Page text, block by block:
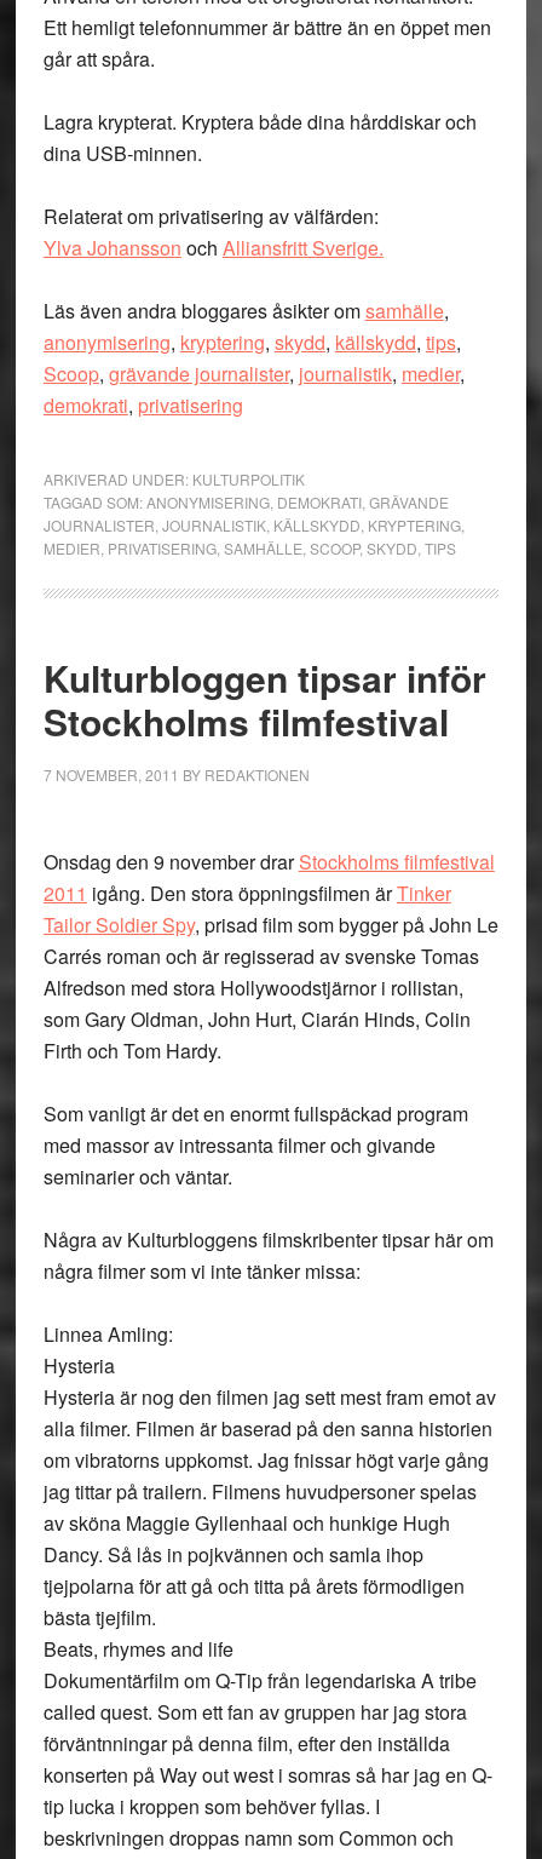
Ett hemligt telefonnummer är bättre än en öppet men
går att spåra.
Lagra krypterat. Kryptera både dina hårddiskar och
dina USB-minnen.
Relaterat om privatisering av välfärden:
Ylva Johansson och Alliansfritt Sverige.
Läs även andra bloggares åsikter omsamhälle,
anonymisering, kryptering, skydd, källskydd, tips,
Scoop, grävande journalister, journalistik, medier,
demokrati, privatisering
ARKIVERAD UNDER: KULTURPOLITIK
TAGGAD SOM:ANONYMISERING, DEMOKRATI, GRÄVANDE
JOURNALISTER JOURNALISTIK, KÄLLSKYDD KRYPTERING,
MEDIER PRIVATISERING, SAMHÄLLE SCOOP, SKYDD TIPS
Kulturbloggen tipsar inför
Stockholms filmfestival
7 NOVEMBER, 2011 BY REDAKTIONEN
Onsdag den 9 november drarStockholms filmfestival
2011 igång. Den stora öppningsfilmen ärTinker
Tailor Soldier Spy, prisad film som bygger på John Le
Carrés roman och är regisserad av svenske Tomas
Alfredson med stora Hollywoodstjärnor i rollistan,
som Gary Oldman, John Hurt, Ciarán Hinds, Colin
Firth och Tom Hardy.
Som vanligt är det en enormt fullspäckad program
med massor av intressanta filmer och givande
seminarier och väntar.
Några av Kulturbloggens filmskribenter tipsar här om
några filmer som vi inte tänker missa:
Linnea Amling:
Hysteria
Hysteria är nog den filmen jag sett mest fram emot av
alla filmer. Filmen är baserad på den sanna historien
om vibratorns uppkomst. Jag fnissar högt varje gång
jag tittar på trailern. Filmens huvudpersoner spelas
av sköna Maggie Gyllenhaal och hunkige Hugh
Dancy. Så lås in pojkvännen och samla ihop
tjejpolarna för att gå och titta på årets förmodligen
bästa tjejfilm.
Beats, rhymes and life
Dokumentärfilm om Q-Tip från legendariska A tribe
called quest. Som ett fan av gruppen har jag stora
förväntnningar på denna film, efter den inställda
konserten på Way out west i somras så har jag en Q-
tip lucka i kroppen som behöver fyllas. I
beskrivningen droppas namn som Common och